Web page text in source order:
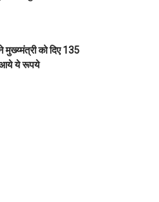
मुख्य्मंत्री को दिए 135
आये ये रूपये